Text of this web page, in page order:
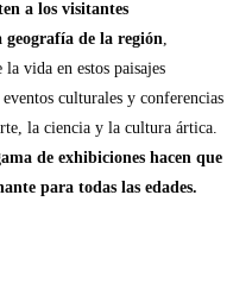
a los visitantes
de la región,
vida en estos paisajes
culturales y conferencias
la ciencia y la cultura ártica.
de exhibiciones hacen que
para todas las edades.